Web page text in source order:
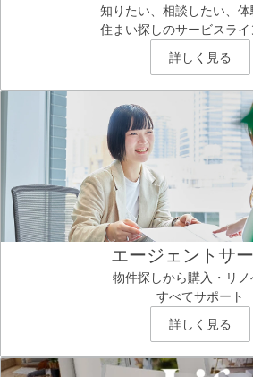
知りたい、相談したい、
住まい探しのサービスラ
詳しく見る
エージェントサ
物件探しから購入・リ
すべてサポート
詳しく見る